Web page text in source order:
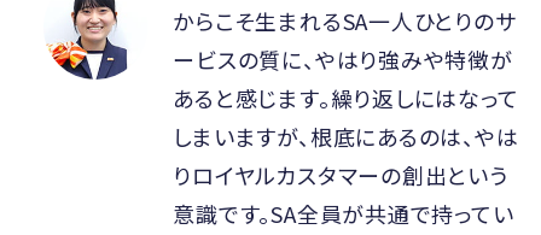
からこそ生まれるSA一人ひとりのサ
ービスの質に、やはり強みや特徴が
あると感じます。繰り返しにはなって
しまいますが、根底にあるのは、やは
りロイヤルカスタマーの創出という
意識です。SA全員が共通で持ってい